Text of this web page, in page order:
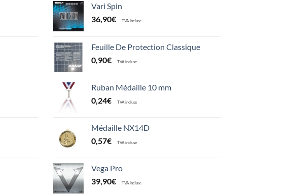
Vari Spin
36,90€ TVA incluse
Feuille De Protection Classique
0,90€ TVA incluse
Ruban Médaille 10 mm
0,24€ TVA incluse
Médaille NX14D
0,57€ TVA incluse
Vega Pro
39,90€ TVA incluse